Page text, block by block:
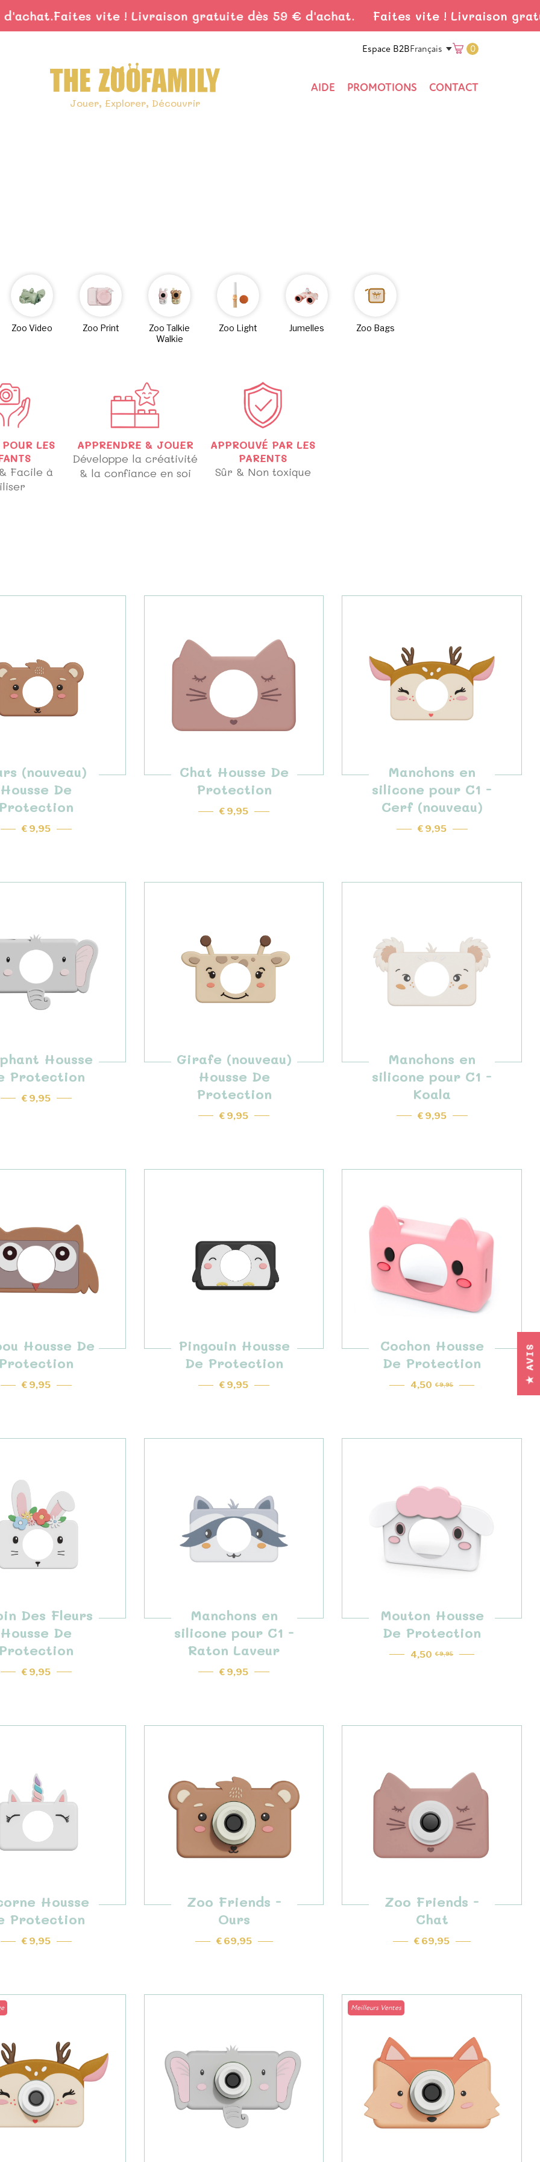
Faites vite ! Livraison gratuite dès 59 € d'achat. Faites vite ! Livraison
Espace B2BFrançais 0
Jouer, Explorer, Découvrir
AIDE PROMOTIONS CONTACT
Zoo Video Zoo Print
Zoo Talkie
Walkie
Zoo Light Jumelles Zoo Bags
LES
Facile à
APPRENDRE & JOUER
Développe la créativité
& la confiance en soi
APPROUVÉ PAR LES
PARENTS
Sûr & Non toxique
(nouveau)
Housse De
€ 9,95
Chat Housse De
Protection
€ 9,95
Manchons en
silicone pour C1 -
Cerf (nouveau)
€ 9,95
Housse
Protection
€ 9,95
Girafe (nouveau)
Housse De
Protection
€ 9,95
Manchons en
silicone pour C1 -
Koala
€ 9,95
Housse De
€ 9,95
Pingouin Housse
De Protection
€ 9,95
Cochon Housse
De Protection
4,50
Prix régulier
€ 9,95
Des Fleurs
Housse De
€ 9,95
Manchons en
silicone pour C1 -
Raton Laveur
€ 9,95
Mouton Housse
De Protection
4,50 € 9,95
Housse
Protection
€ 9,95
Zoo Friends -
Ours
€ 69,95
Zoo Friends -
Chat
€ 69,95
Meilleurs Ventes
★ AVIS